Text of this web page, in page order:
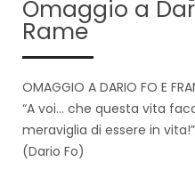
Omaggio a
Rame
OMAGGIO A DARIO FO E
“A voi… che questa vita
meraviglia di essere in vita!”
(Dario Fo)